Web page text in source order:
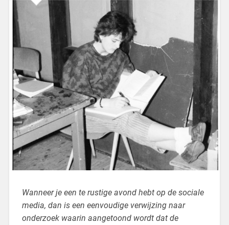
Wanneer je een te rustige avond hebt op de sociale
media, dan is een eenvoudige verwijzing naar
onderzoek waarin aangetoond wordt dat de